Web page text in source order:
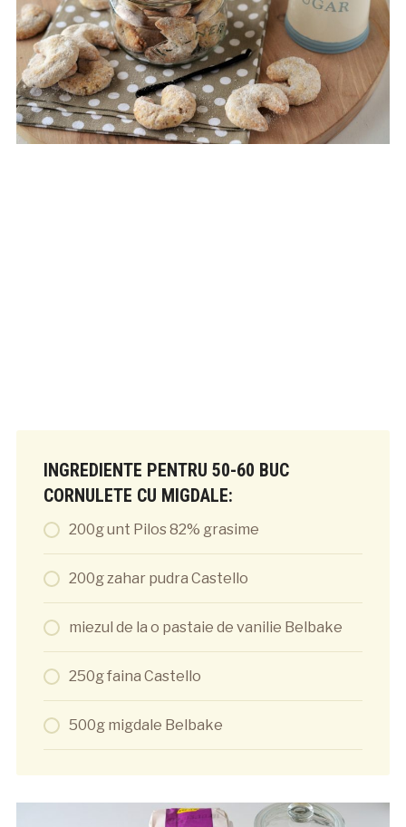
INGREDIENTE PENTRU 50-60 BUC
CORNULETE CU MIGDALE:
200g unt Pilos 82% grasime
200g zahar pudra Castello
miezul de la o pastaie de vanilie Belbake
250g faina Castello
500g migdale Belbake